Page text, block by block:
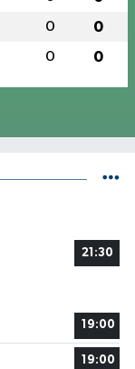
0 0
0 0
21:30
19:00
19:00